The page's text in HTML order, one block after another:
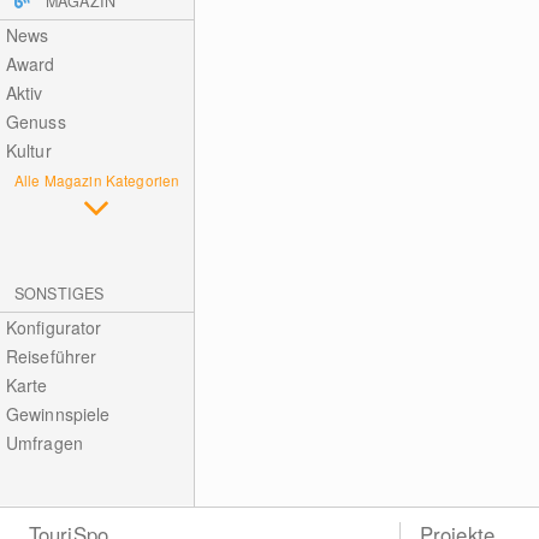
News
Award
Aktiv
Genuss
Kultur
Alle Magazin Kategorien
SONSTIGES
Konfigurator
Reiseführer
Karte
Gewinnspiele
Umfragen